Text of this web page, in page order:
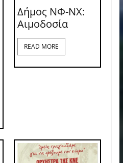
Δήμος ΝΦ-ΝΧ:
Aιμοδοσία
READ MORE